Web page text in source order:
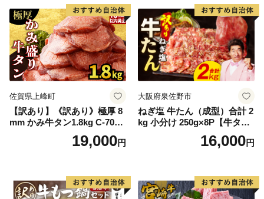
厚切り タン
佐賀県上峰町
【訳あり】《訳あり》極厚 8
mm かみ牛タン1.8kg C-709-
19,000円
大阪府泉佐野市
ねぎ塩 牛たん（成型）合計 2
kg 小分け 250g×8P【牛タン
牛肉 焼肉用 薄切り 訳あり サ
16,000円